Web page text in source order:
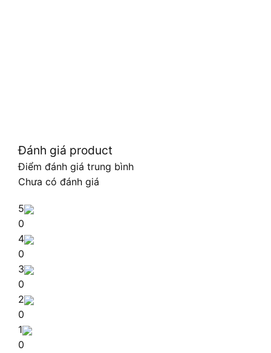
Đánh giá product
Điểm đánh giá trung bình
Chưa có đánh giá
5
0
4
0
3
0
2
0
1
0